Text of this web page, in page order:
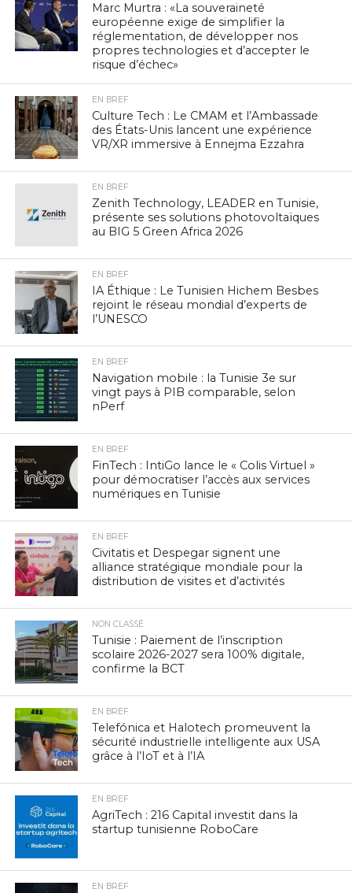
Marc Murtra : «La souveraineté
européenne exige de simplifier la
réglementation, de développer nos
propres technologies et d’accepter le
risque d’échec»
EN BREF
Culture Tech : Le CMAM et l’Ambassade
des États-Unis lancent une expérience
VR/XR immersive à Ennejma Ezzahra
EN BREF
Zenith Technology, LEADER en Tunisie,
présente ses solutions photovoltaïques
au BIG 5 Green Africa 2026
EN BREF
IA Éthique : Le Tunisien Hichem Besbes
rejoint le réseau mondial d’experts de
l’UNESCO
EN BREF
Navigation mobile : la Tunisie 3e sur
vingt pays à PIB comparable, selon
nPerf
EN BREF
FinTech : IntiGo lance le « Colis Virtuel »
pour démocratiser l’accès aux services
numériques en Tunisie
EN BREF
Civitatis et Despegar signent une
alliance stratégique mondiale pour la
distribution de visites et d’activités
NON CLASSÉ
Tunisie : Paiement de l’inscription
scolaire 2026-2027 sera 100% digitale,
confirme la BCT
EN BREF
Telefónica et Halotech promeuvent la
sécurité industrielle intelligente aux USA
grâce à l’IoT et à l’IA
EN BREF
AgriTech : 216 Capital investit dans la
startup tunisienne RoboCare
EN BREF